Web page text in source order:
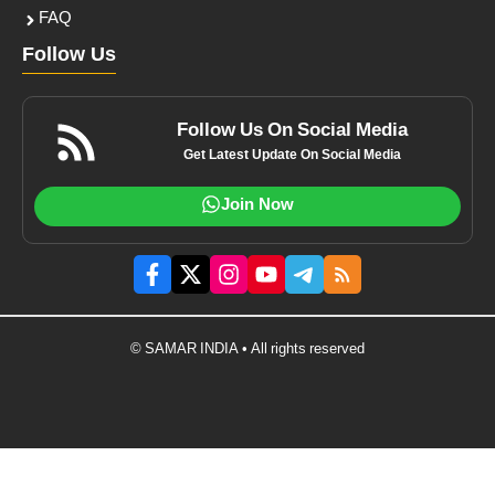
FAQ
Follow Us
Follow Us On Social Media
Get Latest Update On Social Media
Join Now
© SAMAR INDIA • All rights reserved